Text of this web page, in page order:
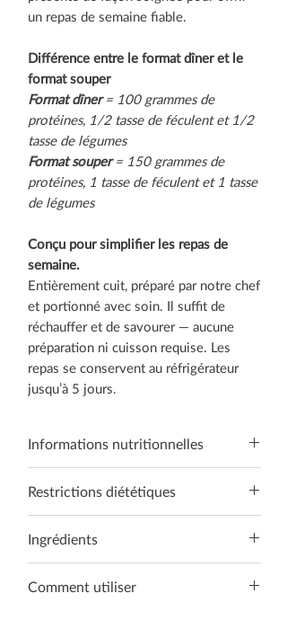
un repas de semaine fiable.
Différence entre le format dîner et le
format souper
Format dîner= 100 grammes de
protéines, 1/2 tasse de féculent et 1/2
tasse de légumes
Format souper= 150 grammes de
protéines, 1 tasse de féculent et 1 tasse
de légumes
Conçu pour simplifier les repas de
semaine.
Entièrement cuit, préparé par notre chef
et portionné avec soin. Il suffit de
réchauffer et de savourer — aucune
préparation ni cuisson requise. Les
repas se conservent au réfrigérateur
jusqu’à 5 jours.
Informations nutritionnelles
Taille du dîner
10,8 g de matières grasses, 47,6 g de
glucides, 33,6 g de protéines, 422
calories
Taille du souper
Restrictions diététiques
arachides • Sans fruits de mer
Contient les allergènes : produits
laitiers
Ingrédients
assaisonnement pour tacos, maïs,
Comment utiliser